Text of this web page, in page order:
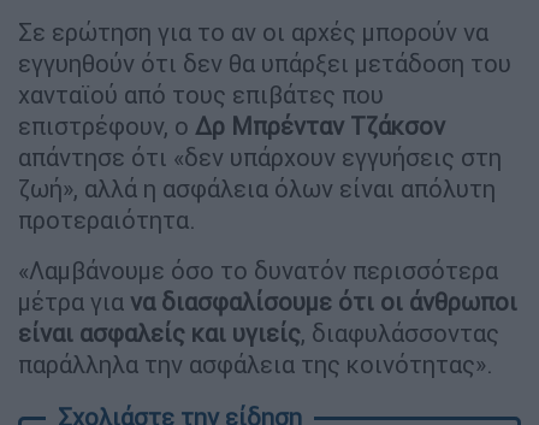
Σε ερώτηση για το αν οι αρχές μπορούν να
εγγυηθούν ότι δεν θα υπάρξει μετάδοση του
χανταϊού από τους επιβάτες που
επιστρέφουν, ο Δρ Μπρένταν Τζάκσον
απάντησε ότι «δεν υπάρχουν εγγυήσεις στη
ζωή», αλλά η ασφάλεια όλων είναι απόλυτη
προτεραιότητα.
«Λαμβάνουμε όσο το δυνατόν περισσότερα
μέτρα για να διασφαλίσουμε ότι οι άνθρωποι
είναι ασφαλείς και υγιείς, διαφυλάσσοντας
παράλληλα την ασφάλεια της κοινότητας».